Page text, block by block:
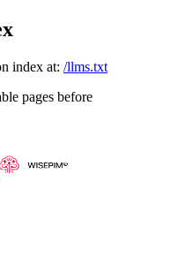
index at: /llms.txt
pages before